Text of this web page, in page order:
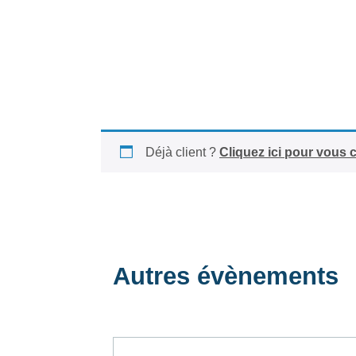
Déjà client ? Cliquez ici pour vous
Autres évènements